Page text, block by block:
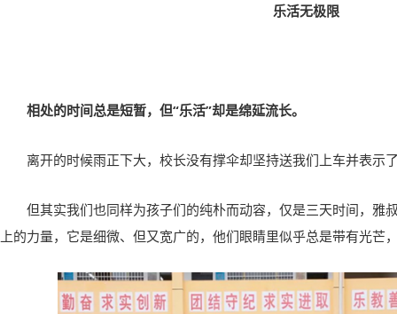
乐活无极限
相处的时间总是短暂，但“乐活”却是绵延流长。
离开的时候雨正下大，校长没有撑伞却坚持送我们上车并表示
但其实我们也同样为孩子们的纯朴而动容，仅是三天时间，雅
上的力量，它是细微、但又宽广的，他们眼睛里似乎总是带有光芒